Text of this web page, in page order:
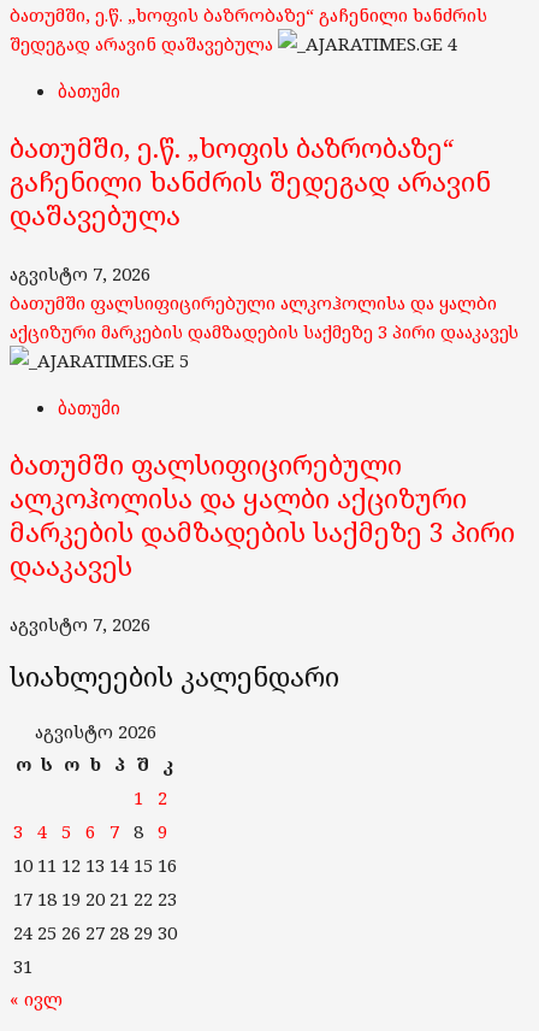
ბათუმში, ე.წ. „ხოფის ბაზრობაზე“ გაჩენილი ხანძრის
შედეგად არავინ დაშავებულა
4
ბათუმი
ბათუმში, ე.წ. „ხოფის ბაზრობაზე“
გაჩენილი ხანძრის შედეგად არავინ
დაშავებულა
აგვისტო 7, 2026
ბათუმში ფალსიფიცირებული ალკოჰოლისა და ყალბი
აქციზური მარკების დამზადების საქმეზე 3 პირი დააკავეს
5
ბათუმი
ბათუმში ფალსიფიცირებული
ალკოჰოლისა და ყალბი აქციზური
მარკების დამზადების საქმეზე 3 პირი
დააკავეს
აგვისტო 7, 2026
სიახლეების კალენდარი
აგვისტო 2026
ო ს ო ხ პ შ
კ
1
2
3
4 5 6 7 8 9
10 11 12 13 14 15 16
17 18 19 20 21 22 23
24 25 26 27 28 29 30
31
« ივლ